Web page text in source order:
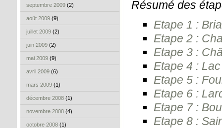
septembre 2009 (2)
août 2009 (9)
juillet 2009 (2)
juin 2009 (2)
mai 2009 (9)
avril 2009 (6)
mars 2009 (1)
décembre 2008 (1)
novembre 2008 (4)
octobre 2008 (1)
Résumé des
Etape 1 :
Etape 2 :
Etape 3 :
Etape 4 :
Etape 5 :
Etape 6 :
Etape 7 :
Etape 8 :